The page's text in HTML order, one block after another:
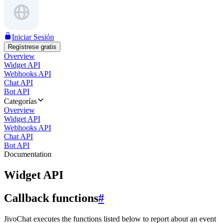
Iniciar Sesión
Regístrese gratis
Overview
Widget API
Webhooks API
Chat API
Bot API
Categorías
Overview
Widget API
Webhooks API
Chat API
Bot API
Documentation
Widget API
Callback functions#
JivoChat executes the functions listed below to report about an event